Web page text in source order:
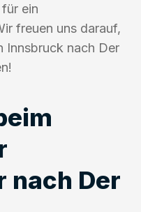
ein
freuen uns darauf,
Innsbruck nach Der
nach Der